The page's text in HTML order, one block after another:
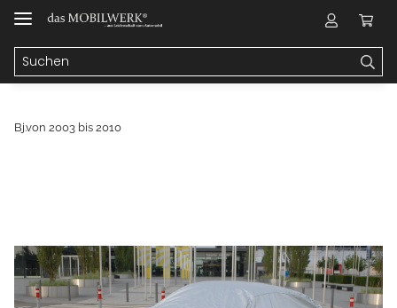
Bj.von 2003 bis 2010